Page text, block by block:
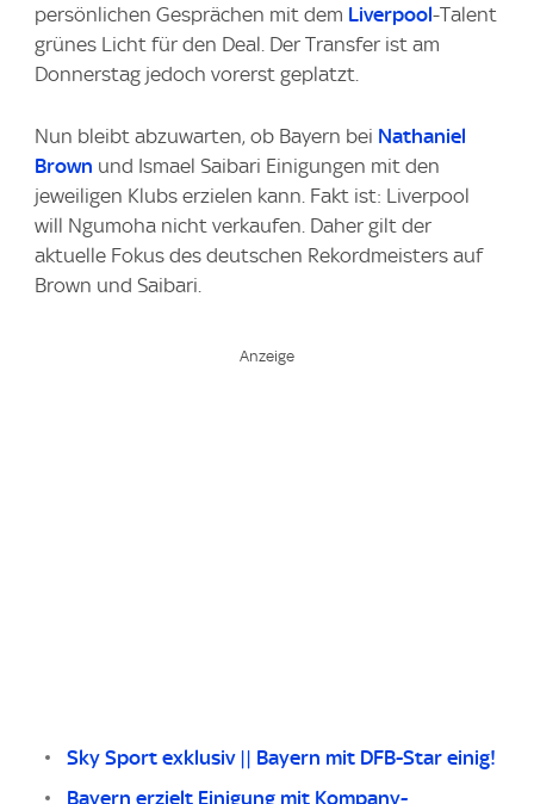
persönlichen Gesprächen mit dem Liverpool-Talent
grünes Licht für den Deal. Der Transfer ist am
Donnerstag jedoch vorerst geplatzt.
Nun bleibt abzuwarten, ob Bayern bei Nathaniel
Brown und Ismael Saibari Einigungen mit den
jeweiligen Klubs erzielen kann. Fakt ist: Liverpool
will Ngumoha nicht verkaufen. Daher gilt der
aktuelle Fokus des deutschen Rekordmeisters auf
Brown und Saibari.
Sky Sport exklusiv || Bayern mit DFB-Star einig!
Bayern erzielt Einigung mit Kompany-